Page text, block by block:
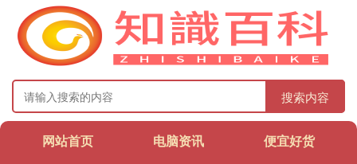
搜索内容
网站首页 电脑资讯 便宜好货